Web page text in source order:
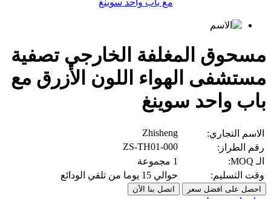
مسحوق المغلفة الخارجي تصفية
مستشفى الهواء اللون الأزرق مع
باب واحد سوينغ
الاسم التجاري:
Zhisheng
رقم الطراز:
ZS-TH01-000
الـ MOQ:
1 مجموعة
وقت التسليم:
حوالي 15 يوما من تلقي الودائع
احصل على افضل سعر اتصل بنا الآن